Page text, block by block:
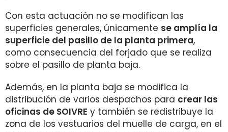
Con esta actuación no se modifican las
superficies generales, únicamente se amplía la
superficie del pasillo de la planta primera,
como consecuencia del forjado que se realiza
sobre el pasillo de planta baja.
Además, en la planta baja se modifica la
distribución de varios despachos para crear las
oficinas de SOIVRE y también se redistribuye la
zona de los vestuarios del muelle de carga, en el